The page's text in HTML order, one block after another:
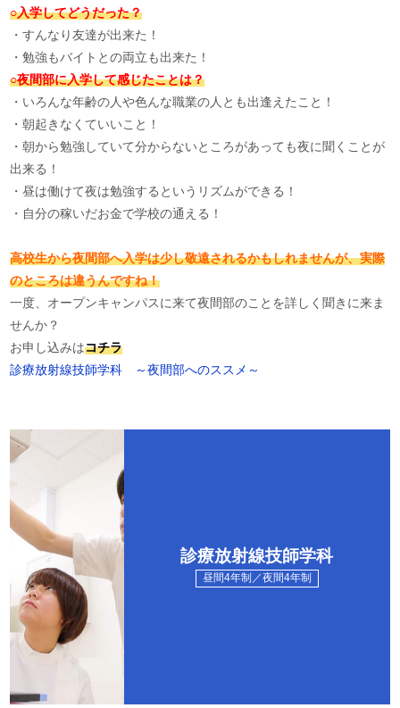
○入学してどうだった？
・すんなり友達が出来た！
・勉強もバイトとの両立も出来た！
○夜間部に入学して感じたことは？
・いろんな年齢の人や色んな職業の人とも出逢えたこと！
・朝起きなくていいこと！
・朝から勉強していて分からないところがあっても夜に聞くことが
出来る！
・昼は働けて夜は勉強するというリズムができる！
・自分の稼いだお金で学校の通える！
高校生から夜間部へ入学は少し敬遠されるかもしれませんが、実際
のところは違うんですね！
一度、オープンキャンパスに来て夜間部のことを詳しく聞きに来ま
せんか？
お申し込みはコチラ
診療放射線技師学科 ～夜間部へのススメ～
診療放射線技師学科
昼間4年制／夜間4年制